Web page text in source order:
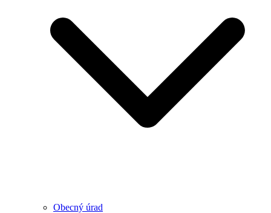
Obecný úrad